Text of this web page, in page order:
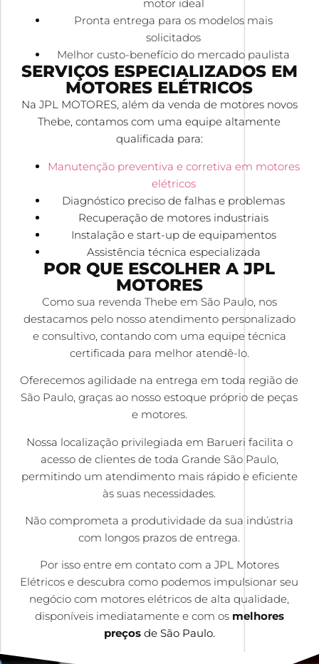
motor ideal
Pronta entrega para os modelos mais
solicitados
Melhor custo-benefício do mercado paulista
SERVIÇOS ESPECIALIZADOS EM
MOTORES ELÉTRICOS
Na JPL MOTORES, além da venda de motores novos
Thebe, contamos com uma equipe altamente
qualificada para:
Manutenção preventiva e corretiva em motores
elétricos
Diagnóstico preciso de falhas e problemas
Recuperação de motores industriais
Instalação e start-up de equipamentos
Assistência técnica especializada
POR QUE ESCOLHER A JPL
MOTORES
Como sua revenda Thebe em São Paulo, nos
destacamos pelo nosso atendimento personalizado
e consultivo, contando com uma equipe técnica
certificada para melhor atendê-lo.
Oferecemos agilidade na entrega em toda região de
São Paulo, graças ao nosso estoque próprio de peças
e motores.
Nossa localização privilegiada em Barueri facilita o
acesso de clientes de toda Grande São Paulo,
permitindo um atendimento mais rápido e eficiente
às suas necessidades.
Não comprometa a produtividade da sua indústria
com longos prazos de entrega.
Por isso entre em contato com a JPL Motores
Elétricos e descubra como podemos impulsionar seu
negócio com motores elétricos de alta qualidade,
disponíveis imediatamente e com os melhores
preçosde São Paulo.